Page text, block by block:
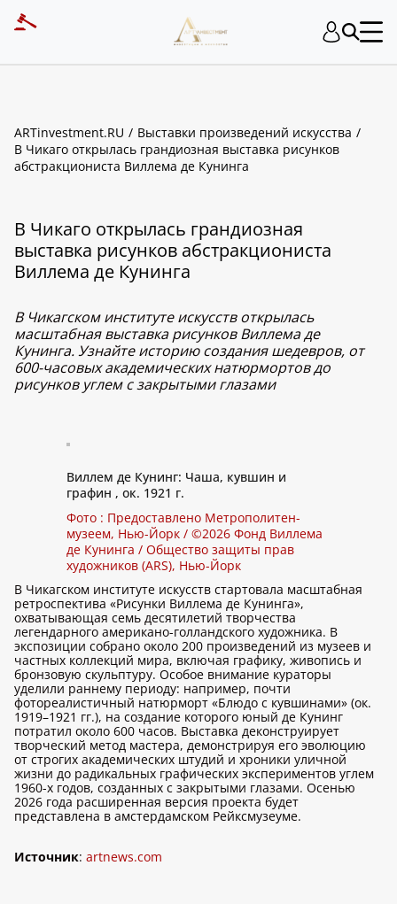
ARTinvestment.RU
Выставки произведений искусства
В Чикаго открылась грандиозная выставка рисунков
абстракциониста Виллема де Кунинга
В Чикаго открылась грандиозная
выставка рисунков абстракциониста
Виллема де Кунинга
В Чикагском институте искусств открылась
масштабная выставка рисунков Виллема де
Кунинга. Узнайте историю создания шедевров, от
600-часовых академических натюрмортов до
рисунков углем с закрытыми глазами
Виллем де Кунинг: Чаша, кувшин и
графин , ок. 1921 г.
Фото : Предоставлено Метрополитен-
музеем, Нью-Йорк / ©2026 Фонд Виллема
де Кунинга / Общество защиты прав
художников (ARS), Нью-Йорк
В Чикагском институте искусств стартовала масштабная
ретроспектива «Рисунки Виллема де Кунинга»,
охватывающая семь десятилетий творчества
легендарного американо-голландского художника. В
экспозиции собрано около 200 произведений из музеев и
частных коллекций мира, включая графику, живопись и
бронзовую скульптуру. Особое внимание кураторы
уделили раннему периоду: например, почти
фотореалистичный натюрморт «Блюдо с кувшинами» (ок.
1919–1921 гг.), на создание которого юный де Кунинг
потратил около 600 часов. Выставка деконструирует
творческий метод мастера, демонстрируя его эволюцию
от строгих академических штудий и хроники уличной
жизни до радикальных графических экспериментов углем
1960-х годов, созданных с закрытыми глазами. Осенью
2026 года расширенная версия проекта будет
представлена в амстердамском Рейксмузеуме.
Источник: artnews.com